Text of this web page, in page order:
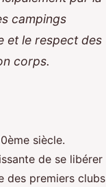
campings
et le respect des
corps.
siècle.
de se libérer
des premiers clubs